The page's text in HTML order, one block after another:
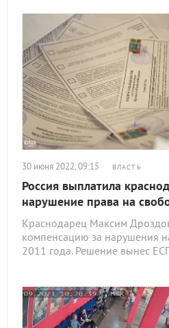
30 июня 2022, 09:15 ВЛАСТЬ
Россия выплатила
нарушение права на
Краснодарец Максим
компенсацию за нарушения
2011 года. Решение вынес